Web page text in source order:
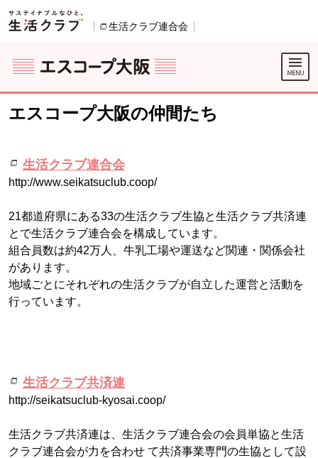
ページの先頭です。
生活クラブ連合会
ここからサイト内共通メニューです。
サイト内共通メニューをスキップする
サイト内共通メニューここまで。
エスコープ大阪の仲間たち
生活クラブ連合会
http://www.seikatsuclub.coop/
21都道府県にある33の生活クラブ生協と生活クラブ共済連
とで生活クラブ連合会を構成しています。
組合員数は約42万人、牛乳工場や運送など関連・関係会社
があります。
地域ごとにそれぞれの生活クラブが自立した運営と活動を
行っています。
生活クラブ共済連
http://seikatsuclub-kyosai.coop/
生活クラブ共済連は、生活クラブ連合会の会員単協と生活
クラブ連合会が力を合わせ て共済事業専門の生協として設